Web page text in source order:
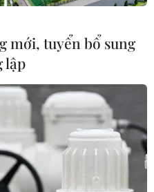
qua.
mới, tuyển bổ sung
lập